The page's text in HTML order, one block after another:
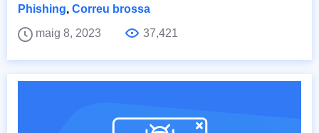
Phishing, Correu brossa
maig 8, 2023
37,421